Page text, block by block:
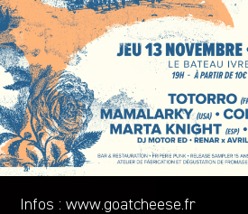
Infos :www.goatcheese.fr